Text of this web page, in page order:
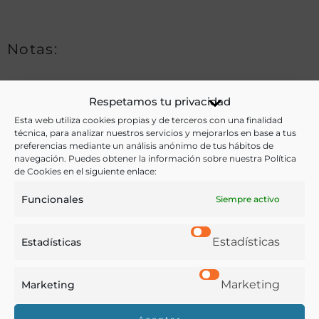
Respetamos tu privacidad
Esta web utiliza cookies propias y de terceros con una finalidad
técnica, para analizar nuestros servicios y mejorarlos en base a tus
preferencias mediante un análisis anónimo de tus hábitos de
navegación. Puedes obtener la información sobre nuestra Política
de Cookies en el siguiente enlace:
Funcionales Siempre activo
Estadísticas Estadísticas
Marketing Marketing
Notas:
Ver más libros de estas materias:
Alimentos, Bebidas,Cocina,Dietética y nutrición
Gastronomía,Medicina
doméstica,Higiene
COMPARTIR